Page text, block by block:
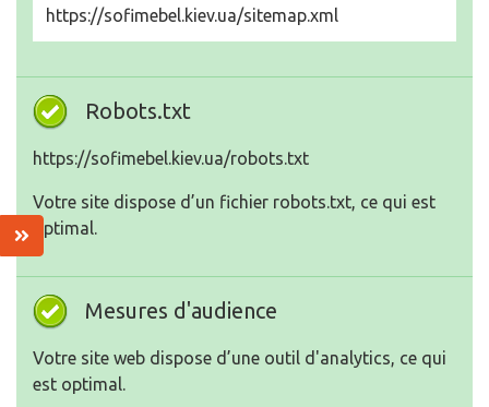
https://sofimebel.kiev.ua/sitemap.xml
Robots.txt
https://sofimebel.kiev.ua/robots.txt
Votre site dispose d’un fichier robots.txt, ce qui est
optimal.
Mesures d'audience
Votre site web dispose d’une outil d'analytics, ce qui
est optimal.